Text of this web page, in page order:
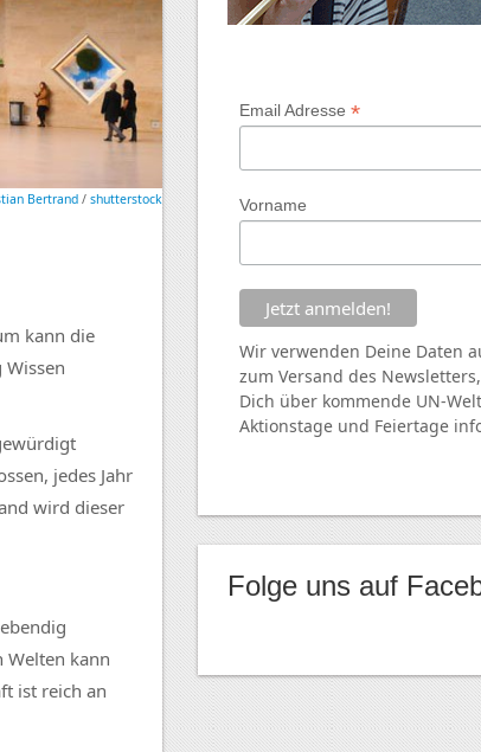
Bertrand / shutterstock
kann die
jedes Jahr
wird dieser
Welten kann
ist reich an
Email Adresse *
Vorname
Wir verwenden Deine Daten
zum Versand des
Dich über kommende UN-
Aktionstage und Feiertage
Folge uns auf